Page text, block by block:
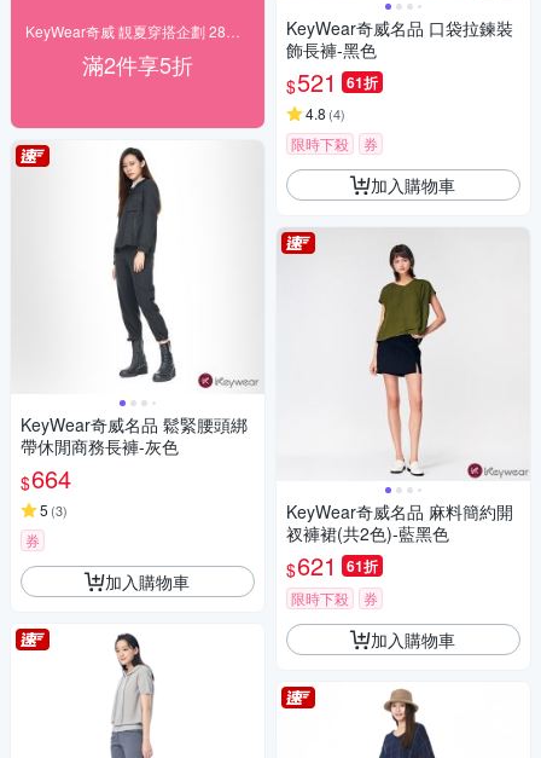
滿2件享5折
KeyWear奇威名品 鬆緊腰頭綁
帶休閒商務長褲-灰色
$664
5 (3)
券
加入購物車
KeyWear奇威名品 口袋拉鍊裝
飾長褲-黑色
$521 61折
4.8 (4)
限時下殺 券
加入購物車
KeyWear奇威名品 麻料簡約開
衩褲裙(共2色)-藍黑色
$621 61折
限時下殺 券
加入購物車